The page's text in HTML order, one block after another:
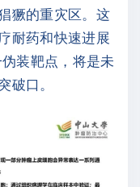
獗的重灾区。这
耐药和快速进展
装靶点，将是未
破口。